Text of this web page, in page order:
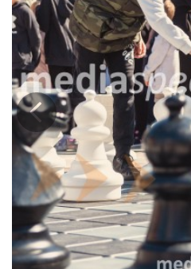
Prijave so odprte na spletni strani:
https://www.skaza.com/sl/otrok-
Mladi glasbeni talenti prvič na
posebej zaznamovana z mladimi
Postani Skazina zvezda se je prijavilo
med katerimi se bo osem finalistov
natečajem mladim omogočamo prvi
spremljal program za vse generacije
animacijami, ustvarjalnimi
Dobrodelni tek Otrok otroku tudi
pomagajo otrokom — s korakom,
verjame, da lahko skupaj naredimo več.
Skaza – podjetje z vrednotami
Prejšnja